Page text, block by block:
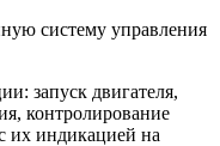
систему управления
запуск двигателя,
контролирование
их индикацией на